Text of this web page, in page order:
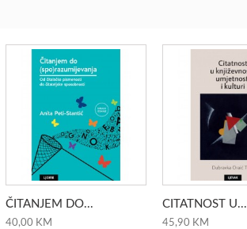
ČITANJEM DO...
40,00 KM
CITATNOST U...
45,90 KM